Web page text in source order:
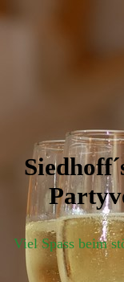
Viel Spass beim